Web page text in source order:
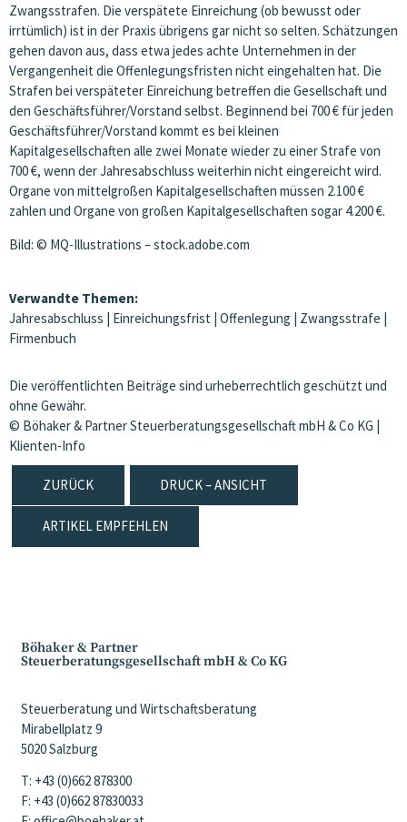
Zwangsstrafen. Die verspätete Einreichung (ob bewusst oder
irrtümlich) ist in der Praxis übrigens gar nicht so selten. Schätzungen
gehen davon aus, dass etwa jedes achte Unternehmen in der
Vergangenheit die Offenlegungsfristen nicht eingehalten hat. Die
Strafen bei verspäteter Einreichung betreffen die Gesellschaft und
den Geschäftsführer/Vorstand selbst. Beginnend bei 700 € für jeden
Geschäftsführer/Vorstand kommt es bei kleinen
Kapitalgesellschaften alle zwei Monate wieder zu einer Strafe von
700 €, wenn der Jahresabschluss weiterhin nicht eingereicht wird.
Organe von mittelgroßen Kapitalgesellschaften müssen 2.100 €
zahlen und Organe von großen Kapitalgesellschaften sogar 4.200 €.
Bild: © MQ-Illustrations – stock.adobe.com
Verwandte Themen:
Jahresabschluss | Einreichungsfrist | Offenlegung | Zwangsstrafe |
Firmenbuch
Die veröffentlichten Beiträge sind urheberrechtlich geschützt und
ohne Gewähr.
© Böhaker & Partner Steuerberatungsgesellschaft mbH & Co KG |
Klienten-Info
ZURÜCK DRUCK – ANSICHT
ARTIKEL EMPFEHLEN
Böhaker & Partner
Steuerberatungsgesellschaft mbH & Co KG
Steuerberatung und Wirtschaftsberatung
Mirabellplatz 9
5020 Salzburg
T: +43 (0)662 878300
F: +43 (0)662 87830033